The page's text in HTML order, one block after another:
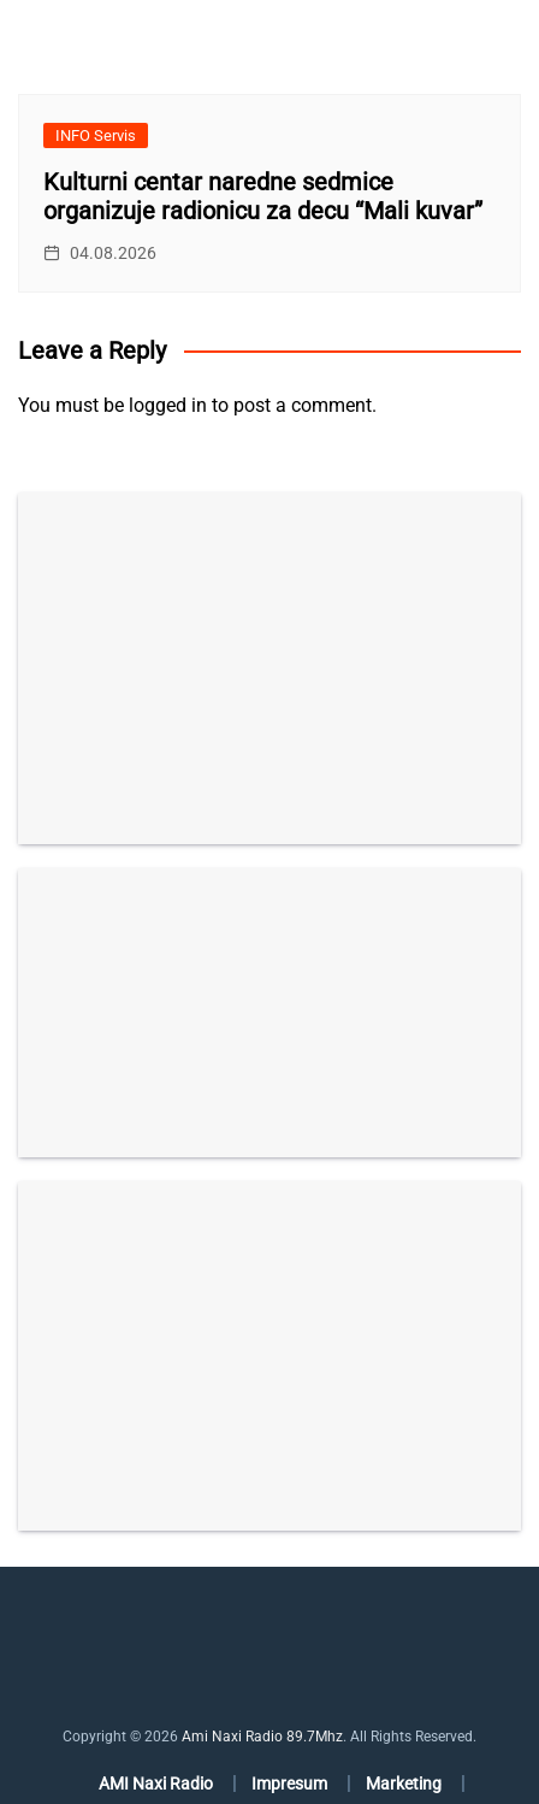
INFO Servis
Kulturni centar naredne sedmice
organizuje radionicu za decu “Mali kuvar”
04.08.2026
Leave a Reply
You must be logged in to post a comment.
Copyright © 2026 Ami Naxi Radio 89.7Mhz. All Rights Reserved.
AMI Naxi Radio Impresum Marketing